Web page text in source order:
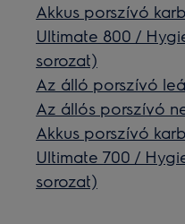
Akkus porszívó
Ultimate 800 /
sorozat)
Az álló porszívó
Az állós porszívó
Akkus porszívó
Ultimate 700 /
sorozat)